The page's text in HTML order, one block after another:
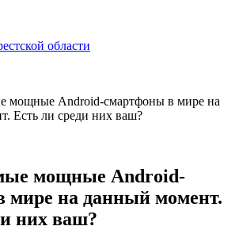
области
мощные Android-смартфоны в мире на
Есть ли среди них ваш?
мощные Android-
мире на данный момент.
них ваш?